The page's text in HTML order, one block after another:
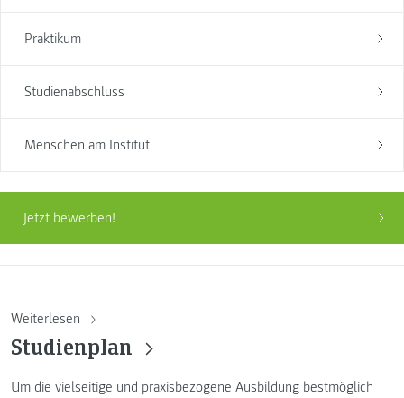
Praktikum
Studienabschluss
Menschen am Institut
Jetzt bewerben!
Weiterlesen
Studienplan
Um die vielseitige und praxisbezogene Ausbildung bestmöglich